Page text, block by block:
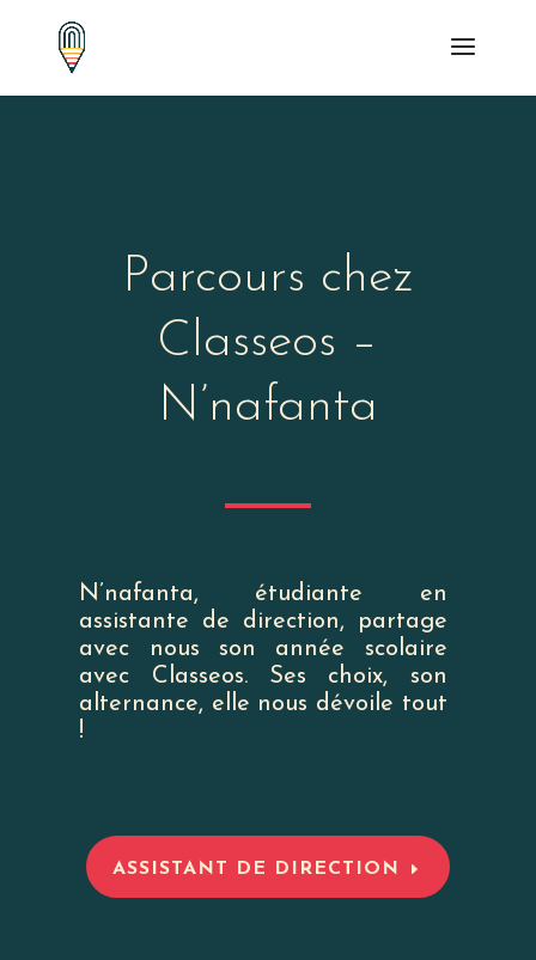
Parcours chez
Classeos –
N’nafanta
N’nafanta, étudiante en
assistante de direction, partage
avec nous son année scolaire
avec Classeos. Ses choix, son
alternance, elle nous dévoile tout
!
ASSISTANT DE DIRECTION